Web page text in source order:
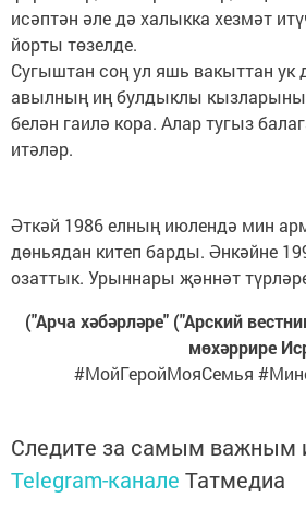
исәптән әле дә халыкка хезмәт
йорты төзелде.
Сугыштан соң ул яшь вакыттан ук
авылның иң булдыклы
белән гаилә кора. Алар тугыз
итәләр.
Әткәй 1986 елның июлендә мин
дөньядан китеп барды. Әнкәйне
озаттык. Урыннары җәннәт
("Арча хәбәрләре" ("Арский
мөхәррире
#МойГеройМояСемья
Следите за самым важным
Telegram-канале Татмедиа